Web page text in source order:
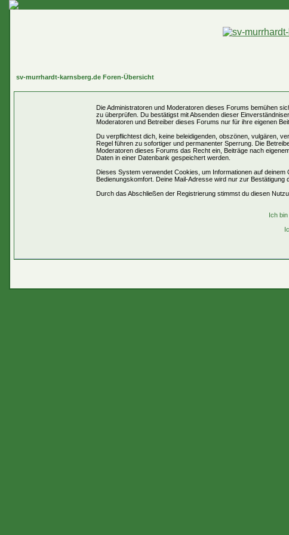
sv-murrhardt-karnsberg.de Foren-Übersicht
Die Administratoren und Moderatoren dieses Forums bemühen
zu überprüfen. Du bestätigst mit Absenden dieser
Moderatoren und Betreiber dieses Forums nur für ihre eigenen
Du verpflichtest dich, keine beleidigenden, obszönen, vulgären,
Regel führen zu sofortiger und permanenter Sperrung. Die
Moderatoren dieses Forums das Recht ein, Beiträge nach
Daten in einer Datenbank gespeichert werden.
Dieses System verwendet Cookies, um Informationen auf
Bedienungskomfort. Deine Mail-Adresse wird nur zur
Durch das Abschließen der Registrierung stimmst du diesen
Ich